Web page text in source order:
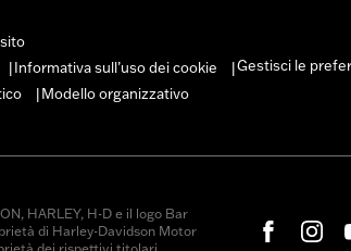
Informativa sull’uso dei cookie Gestisci le
Modello organizzativo
HARLEY, H-D e il logo Bar
di Harley-Davidson Motor